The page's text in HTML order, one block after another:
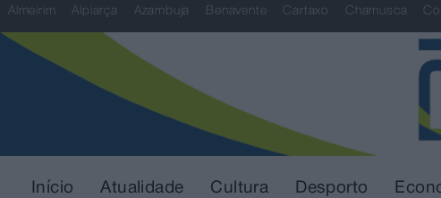
Almeirim Alpiarça Azambuja Benavente Cartaxo Chamusca
Início Atualidade Cultura Desporto